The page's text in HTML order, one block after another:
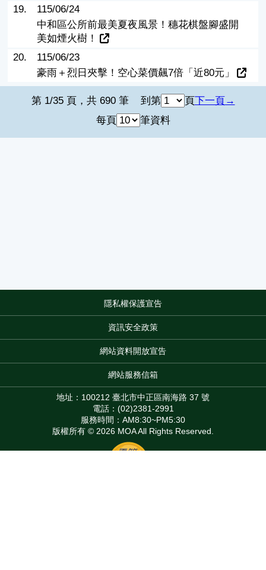
19.
115/06/24
中和區公所前最美夏夜風景！穗花棋盤腳盛開
美如煙火樹！
20.
115/06/23
豪雨＋烈日夾擊！空心菜價飆7倍「近80元」
第 1/35 頁，共 690 筆 到第 頁下一頁
每頁
筆資料
隱私權保護宣告
資訊安全政策
網站資料開放宣告
網站服務信箱
地址：100212 臺北市中正區南海路 37 號
電話：(02)2381-2991
服務時間：AM8:30~PM5:30
版權所有 © 2026 MOA All Rights Reserved.